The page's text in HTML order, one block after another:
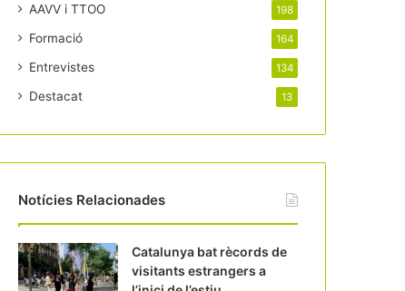
AAVV i TTOO 198
Formació 164
Entrevistes 134
Destacat 13
Notícies Relacionades
Catalunya bat rècords de
visitants estrangers a